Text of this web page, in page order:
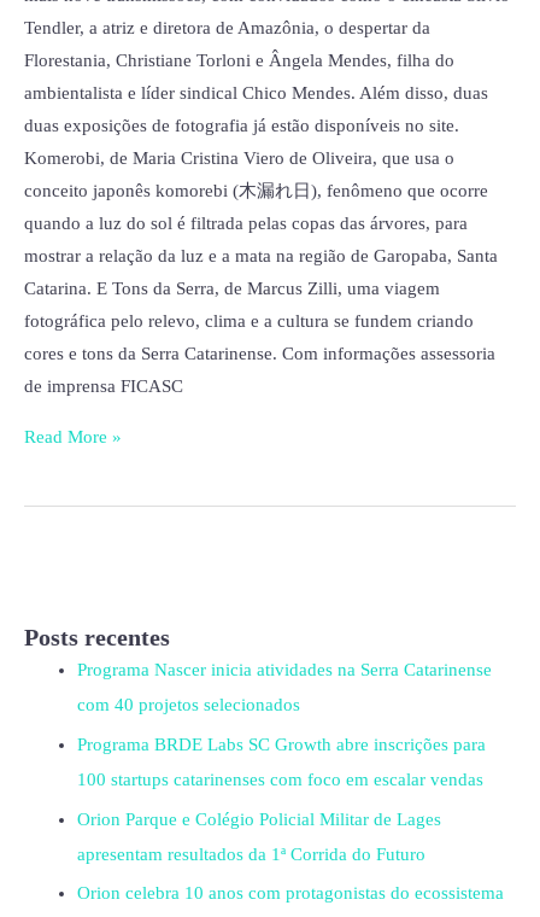
Tendler, a atriz e diretora de Amazônia, o despertar da
Florestania, Christiane Torloni e Ângela Mendes, filha do
ambientalista e líder sindical Chico Mendes. Além disso, duas
duas exposições de fotografia já estão disponíveis no site.
Komerobi, de Maria Cristina Viero de Oliveira, que usa o
conceito japonês komorebi (木漏れ日), fenômeno que ocorre
quando a luz do sol é filtrada pelas copas das árvores, para
mostrar a relação da luz e a mata na região de Garopaba, Santa
Catarina. E Tons da Serra, de Marcus Zilli, uma viagem
fotográfica pelo relevo, clima e a cultura se fundem criando
cores e tons da Serra Catarinense. Com informações assessoria
de imprensa FICASC
Read More »
Posts recentes
Programa Nascer inicia atividades na Serra Catarinense
com 40 projetos selecionados
Programa BRDE Labs SC Growth abre inscrições para
100 startups catarinenses com foco em escalar vendas
Orion Parque e Colégio Policial Militar de Lages
apresentam resultados da 1ª Corrida do Futuro
Orion celebra 10 anos com protagonistas do ecossistema